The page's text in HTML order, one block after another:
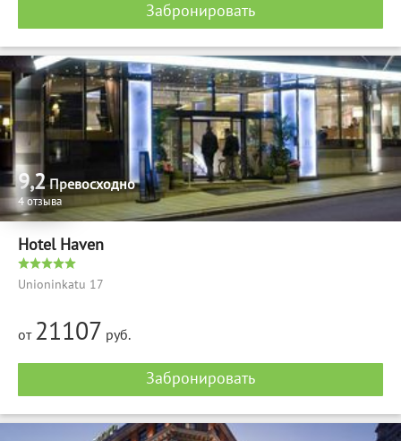
Забронировать
Hotel Haven
Unioninkatu 17
от 21107 руб.
Забронировать
9,2Превосходно
4 отзыва